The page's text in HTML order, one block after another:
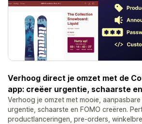
Verhoog direct je omzet met de
app: creëer urgentie, schaarste en
Verhoog je omzet met mooie,
urgentie, schaarste en FOMO creëren.
productlanceringen, pre-orders,